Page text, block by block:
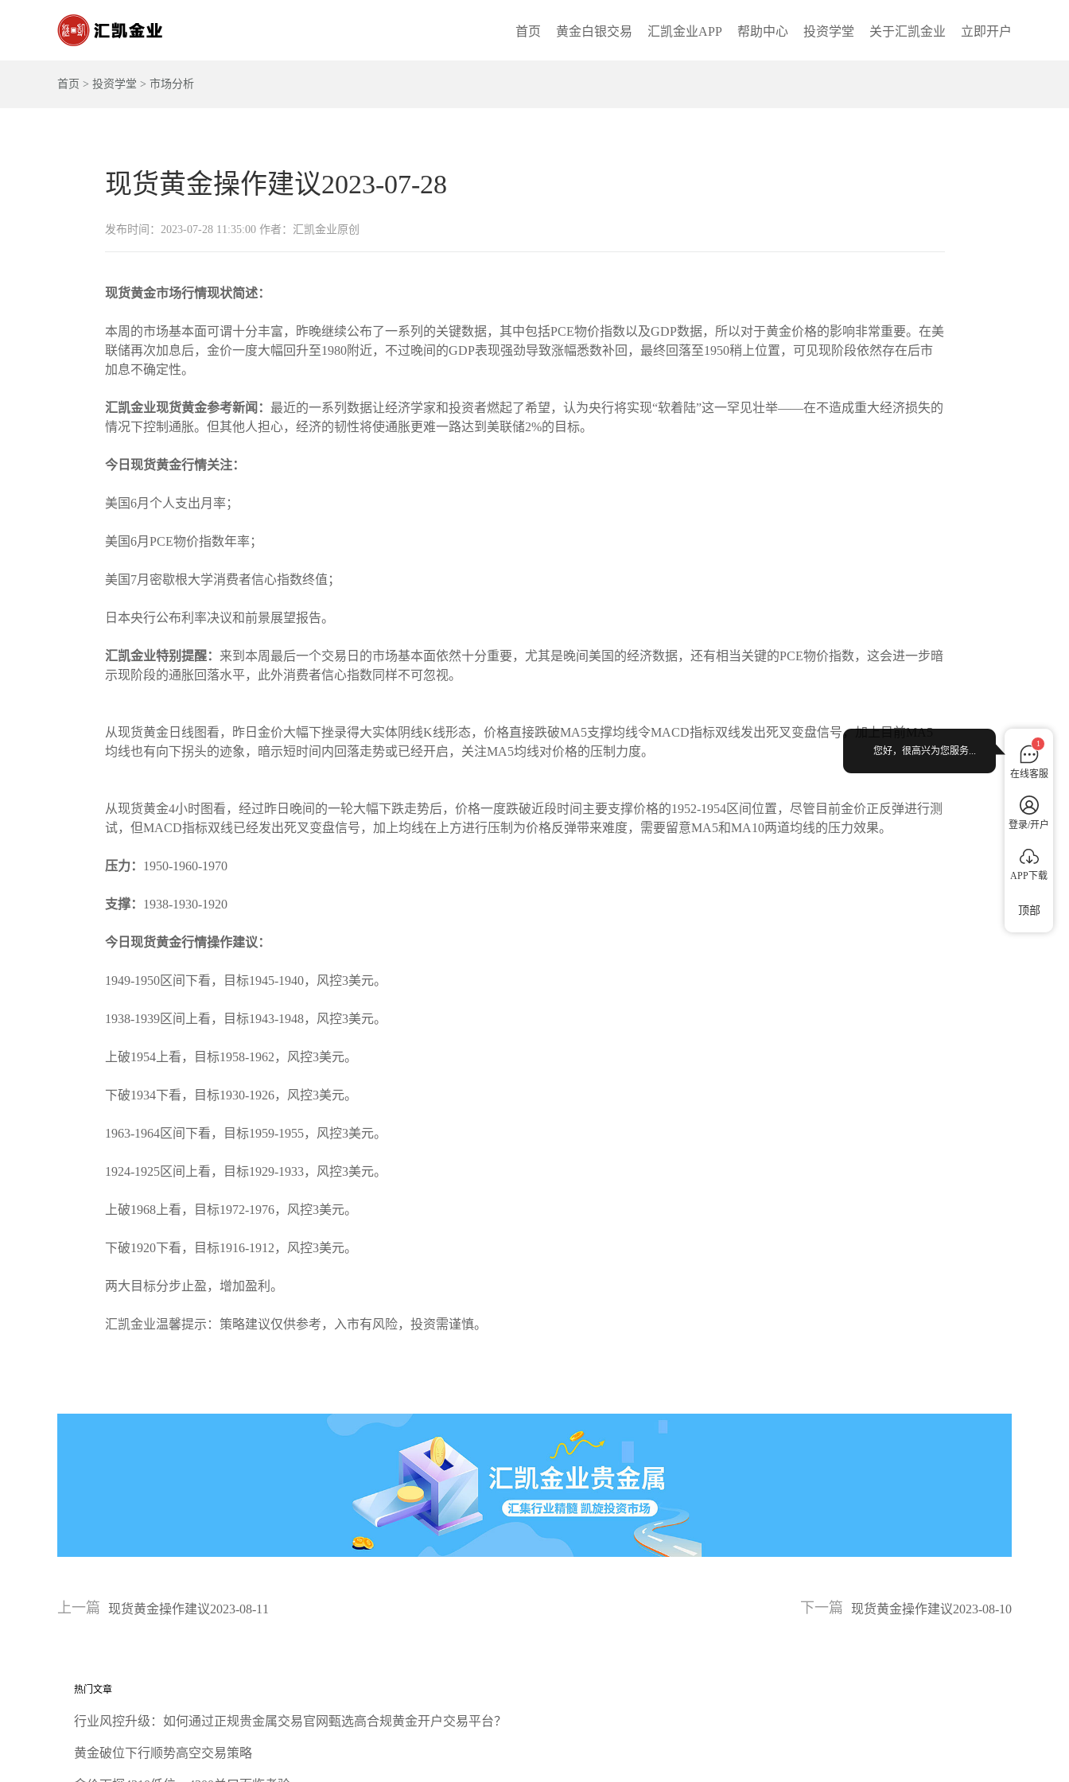
首页 黄金白银交易 汇凯金业APP 帮助中心 投资学堂 关于汇凯金业 立即开户
首页 > 投资学堂 > 市场分析
现货黄金操作建议2023-07-28
发布时间：2023-07-28 11:35:00 作者：汇凯金业原创
现货黄金市场行情现状简述：
本周的市场基本面可谓十分丰富，昨晚继续公布了一系列的关键数据，其中包括PCE物价指数以及GDP数据，所以对于黄金价格的影响非常重要。在美
联储再次加息后，金价一度大幅回升至1980附近，不过晚间的GDP表现强劲导致涨幅悉数补回，最终回落至1950稍上位置，可见现阶段依然存在后市
加息不确定性。
汇凯金业现货黄金参考新闻： 最近的一系列数据让经济学家和投资者燃起了希望，认为央行将实现“软着陆”这一罕见壮举——在不造成重大经济损失的
情况下控制通胀。但其他人担心，经济的韧性将使通胀更难一路达到美联储2%的目标。
今日现货黄金行情关注：
美国6月个人支出月率；
美国6月PCE物价指数年率；
美国7月密歇根大学消费者信心指数终值；
日本央行公布利率决议和前景展望报告。
汇凯金业特别提醒： 来到本周最后一个交易日的市场基本面依然十分重要，尤其是晚间美国的经济数据，还有相当关键的PCE物价指数，这会进一步暗
示现阶段的通胀回落水平，此外消费者信心指数同样不可忽视。
从现货黄金日线图看，昨日金价大幅下挫录得大实体阴线K线形态，价格直接跌破MA5支撑均线令MACD指标双线发出死叉变盘信号，加上目前MA5
均线也有向下拐头的迹象，暗示短时间内回落走势或已经开启，关注MA5均线对价格的压制力度。
从现货黄金4小时图看，经过昨日晚间的一轮大幅下跌走势后，价格一度跌破近段时间主要支撑价格的1952-1954区间位置，尽管目前金价正反弹进行测
试，但MACD指标双线已经发出死叉变盘信号，加上均线在上方进行压制为价格反弹带来难度，需要留意MA5和MA10两道均线的压力效果。
压力： 1950-1960-1970
支撑： 1938-1930-1920
今日现货黄金行情操作建议：
1949-1950区间下看，目标1945-1940，风控3美元。
1938-1939区间上看，目标1943-1948，风控3美元。
上破1954上看，目标1958-1962，风控3美元。
下破1934下看，目标1930-1926，风控3美元。
1963-1964区间下看，目标1959-1955，风控3美元。
1924-1925区间上看，目标1929-1933，风控3美元。
上破1968上看，目标1972-1976，风控3美元。
下破1920下看，目标1916-1912，风控3美元。
两大目标分步止盈，增加盈利。
汇凯金业温馨提示：策略建议仅供参考，入市有风险，投资需谨慎。
上一篇 现货黄金操作建议2023-08-11 下一篇 现货黄金操作建议2023-08-10
热门文章
行业风控升级：如何通过正规贵金属交易官网甄选高合规黄金开户交易平台？
黄金破位下行顺势高空交易策略
1
在线客服
登录/开户
APP下载
您好，很高兴为您服务...
顶部